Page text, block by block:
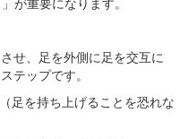
せ、足を外側に足を交互に
テップです。
足を持ち上げることを恐れな